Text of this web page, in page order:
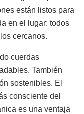
están listos para
en el lugar: todos
cercanos.
cuerdas
También
sostenibles. El
consciente del
es una ventaja